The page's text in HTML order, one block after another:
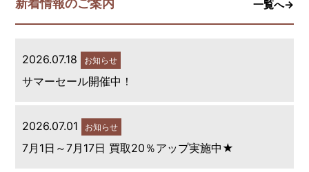
新着情報のご案内 一覧へ→
2026.07.18 お知らせ
サマーセール開催中！
2026.07.01 お知らせ
7月1日～7月17日 買取20％アップ実施中★